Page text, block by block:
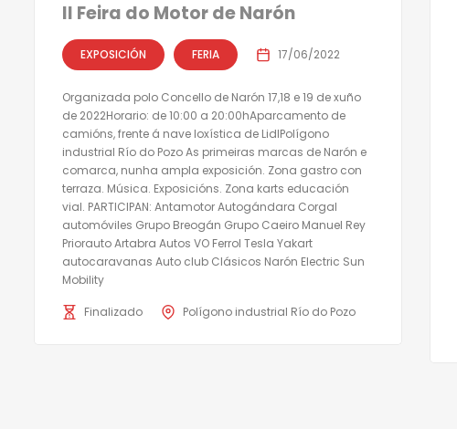
II Feira do Motor de Narón
EXPOSICIÓN FERIA 17/06/2022
Organizada polo Concello de Narón 17,18 e 19 de xuño
de 2022Horario: de 10:00 a 20:00hAparcamento de
camións, frente á nave loxística de LidlPolígono
industrial Río do Pozo As primeiras marcas de Narón e
comarca, nunha ampla exposición. Zona gastro con
terraza. Música. Exposicións. Zona karts educación
vial. PARTICIPAN: Antamotor Autogándara Corgal
automóviles Grupo Breogán Grupo Caeiro Manuel Rey
Priorauto Artabra Autos VO Ferrol Tesla Yakart
autocaravanas Auto club Clásicos Narón Electric Sun
Mobility
Finalizado Polígono industrial Río do Pozo